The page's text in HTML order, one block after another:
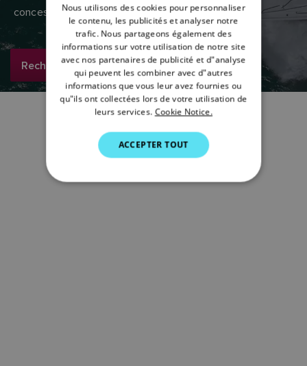
concessionnaires Raymarine.
Rechercher maintenant
FRENCH
DANISH
ITALIAN
SWEDISH
GERMAN
DUTCH
SPANISH
Nous utilisons des cookies pour personnaliser
le contenu, les publicités et analyser notre
trafic. Nous partageons également des
informations sur votre utilisation de notre site
avec nos partenaires de publicité et d"analyse
qui peuvent les combiner avec d"autres
informations que vous leur avez fournies ou
qu"ils ont collectées lors de votre utilisation de
leurs services. Cookie Notice.
ACCEPTER TOUT